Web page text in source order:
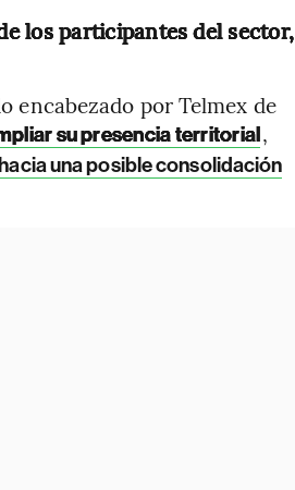
los participantes del sector,
encabezado por Telmex de
su presencia territorial,
una posible consolidación